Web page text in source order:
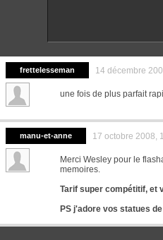
frettelesseman 14 décembre
une fois de plus parfait
manu-et-anne 17 octobre 2008,
Merci Wesley pour le
memoires.
Tarif super compétitif, et
PS j'adore vos statues